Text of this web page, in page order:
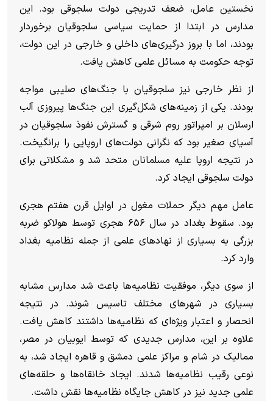
نخستین عامل، ضعف تدریجی دولت سلجوقی بود. این
مدارس در ابتدا از حمایت سیاسی سلجوقیان برخوردار
بودند، اما با بروز درگیری‌های داخلی و خارجی در این دولت،
توجه حکومت به مسائل علمی کاهش یافت.
از نظر خارجی نیز سلجوقیان با جنگ‌های صلیبی مواجه
بودند. یکی از زمینه‌های شکل‌گیری این جنگ‌ها پیروزی آلب
ارسلان بر امپراتور روم شرقی و گسترش نفوذ سلجوقیان در
آسیای صغیر بود که نگرانی دولت‌های اروپایی را برانگیخت.
در نتیجه اروپا علیه مسلمانان متحد شد و مشکلاتی برای
دولت سلجوقی ایجاد کرد.
عامل مهم دیگر حملات مغول در اوایل قرن هفتم هجری
بود. سقوط بغداد در سال ۶۵۶ هجری توسط هولاکو ضربه
بزرگی به بسیاری از نهادهای علمی از جمله نظامیه بغداد
وارد کرد.
از سوی دیگر، موفقیت نظامیه‌ها باعث شد مدارس مشابه
بسیاری در شهرهای مختلف تاسیس شوند. در نتیجه
انحصار و اعتبار ویژه‌ای که نظامیه‌ها داشتند کاهش یافت.
علاوه بر این، مدارس جدیدی که توسط ایوبیان در مصر،
ممالیک در شام و مراکز علمی دمشق و قاهره ایجاد شد، به
نوعی رقیب نظامیه‌ها شدند. ایجاد خانقاه‌ها و حلقه‌های
علمی جدید نیز در کاهش جایگاه نظامیه‌ها نقش داشت.